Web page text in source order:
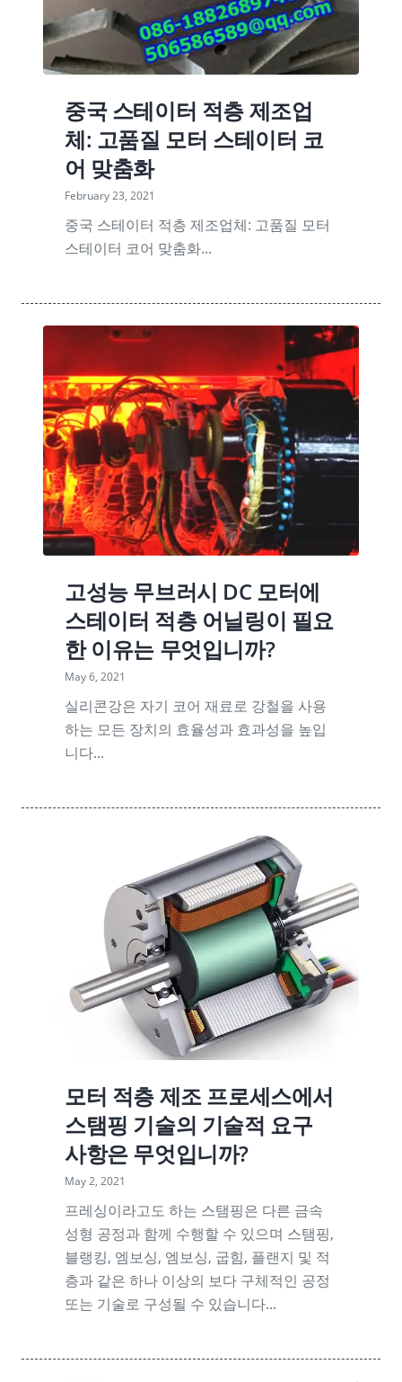
중국 스테이터 적층 제조업
체: 고품질 모터 스테이터 코
어 맞춤화
February 23, 2021
중국 스테이터 적층 제조업체: 고품질 모터
스테이터 코어 맞춤화...
고성능 무브러시 DC 모터에
스테이터 적층 어닐링이 필요
한 이유는 무엇입니까?
May 6, 2021
실리콘강은 자기 코어 재료로 강철을 사용
하는 모든 장치의 효율성과 효과성을 높입
니다...
모터 적층 제조 프로세스에서
스탬핑 기술의 기술적 요구
사항은 무엇입니까?
May 2, 2021
프레싱이라고도 하는 스탬핑은 다른 금속
성형 공정과 함께 수행할 수 있으며 스탬핑,
블랭킹, 엠보싱, 엠보싱, 굽힘, 플랜지 및 적
층과 같은 하나 이상의 보다 구체적인 공정
또는 기술로 구성될 수 있습니다...